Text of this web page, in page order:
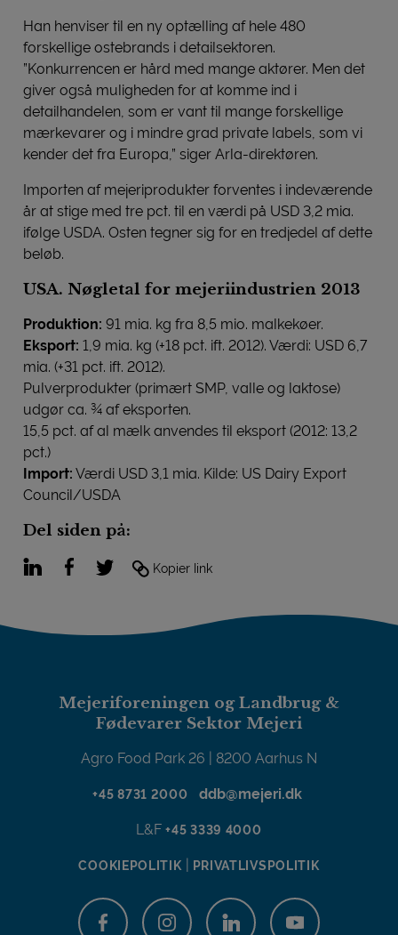
Han henviser til en ny optælling af hele 480
forskellige ostebrands i detailsektoren.
”Konkurrencen er hård med mange aktører. Men det
giver også muligheden for at komme ind i
detailhandelen, som er vant til mange forskellige
mærkevarer og i mindre grad private labels, som vi
kender det fra Europa,” siger Arla-direktøren.
Importen af mejeriprodukter forventes i indeværende
år at stige med tre pct. til en værdi på USD 3,2 mia.
ifølge USDA. Osten tegner sig for en tredjedel af dette
beløb.
USA. Nøgletal for mejeriindustrien 2013
Produktion: 91 mia. kg fra 8,5 mio. malkekøer.
Eksport: 1,9 mia. kg (+18 pct. ift. 2012). Værdi: USD 6,7
mia. (+31 pct. ift. 2012).
Pulverprodukter (primært SMP, valle og laktose)
udgør ca. ¾ af eksporten.
15,5 pct. af al mælk anvendes til eksport (2012: 13,2
pct.)
Import: Værdi USD 3,1 mia. Kilde: US Dairy Export
Council/USDA
Del siden på:
LinkedInFacebook
TwitterKopier link
Mejeriforeningen og Landbrug &
Fødevarer Sektor Mejeri
Agro Food Park 26 | 8200 Aarhus N
+45 8731 2000 ddb@mejeri.dk
L&F+45 3339 4000
COOKIEPOLITIK PRIVATLIVSPOLITIK